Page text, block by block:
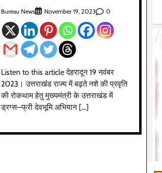
Bureau News November 19, 2023 0
Listen to this article देहरादून 19 नवंबर
2023। उत्तराखंड राज्य में बढ़ते नशे की प्रवृति
की रोकथाम हेतु मुख्यमंत्री के उत्तराखंड में
ड्रग्स–फ्री देवभूमि अभियान […]